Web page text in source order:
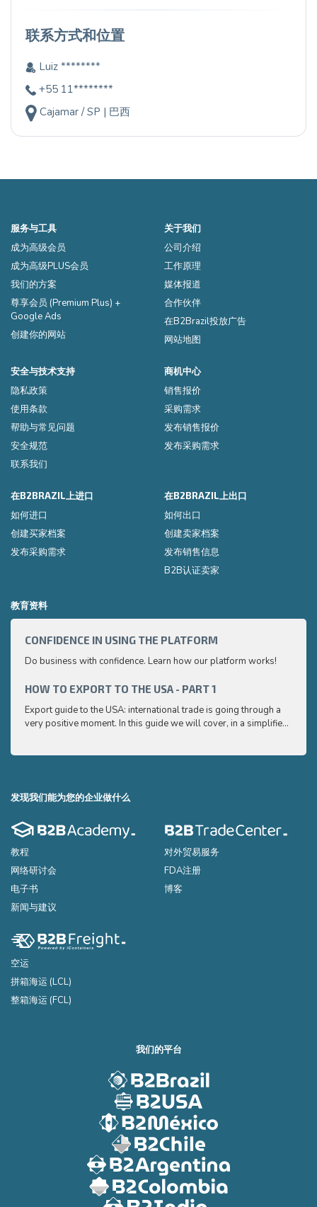
联系方式和位置
Luiz ********
+55 11********
Cajamar / SP | 巴西
服务与工具
成为高级会员
成为高级PLUS会员
我们的方案
尊享会员 (Premium Plus) +
Google Ads
创建你的网站
关于我们
公司介绍
工作原理
媒体报道
合作伙伴
在B2Brazil投放广告
网站地图
安全与技术支持
隐私政策
使用条款
帮助与常见问题
安全规范
联系我们
商机中心
销售报价
采购需求
发布销售报价
发布采购需求
在B2BRAZIL上进口
如何进口
创建买家档案
发布采购需求
在B2BRAZIL上出口
如何出口
创建卖家档案
发布销售信息
B2B认证卖家
教育资料
CONFIDENCE IN USING THE PLATFORM
Do business with confidence. Learn how our platform works!
HOW TO EXPORT TO THE USA - PART 1
Export guide to the USA: international trade is going through a
very positive moment. In this guide we will cover, in a simplified
to
发现我们能为您的企业做什么
教程
网络研讨会
电子书
新闻与建议
对外贸易服务
FDA注册
博客
空运
拼箱海运 (LCL)
整箱海运 (FCL)
我们的平台